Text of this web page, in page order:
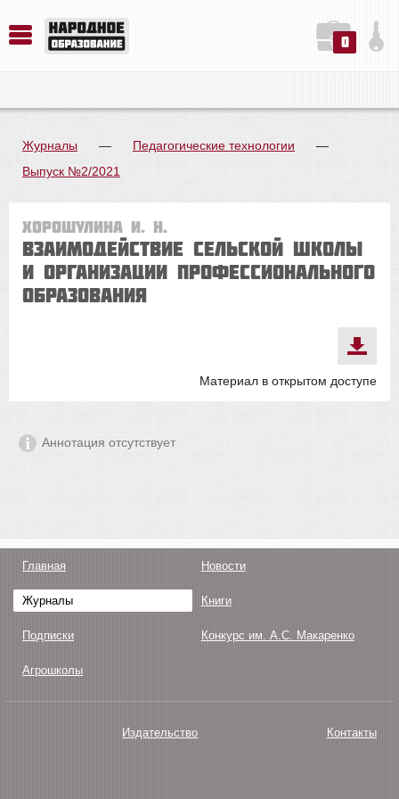
0
Журналы — Педагогические технологии
—
Выпуск №2/2021
Хорошулина И. Н.
Взаимодействие сельской школы
и организации профессионального
образования
Материал в открытом доступе
Аннотация отсутствует
Главная Новости
Журналы Книги
Подписки Конкурс им. А.С. Макаренко
Агрошколы
Издательство Контакты